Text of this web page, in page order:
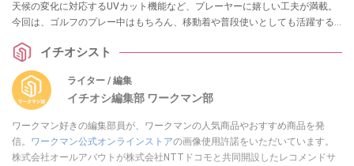
天候の変化に対応するUVカット機能など、プレーヤーに嬉しい工夫が満載。
今回は、ゴルフのプレー中はもちろん、移動着や普段使いとしても活躍する
イチオシスト
ライター / 編集
イチオシ編集部 ワークマン部
ワークマン好きの編集部員が、ワークマンの人気商品やおすすめ商品を発
信。 ワークマン公式オンラインストアの画像使用許諾をいただいています。
株式会社オールアバウトが株式会社NTTドコモと共同開設したレコメンドサ